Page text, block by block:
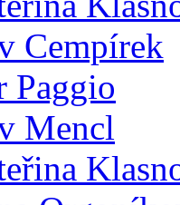
Cempírek
Paggio
Mencl